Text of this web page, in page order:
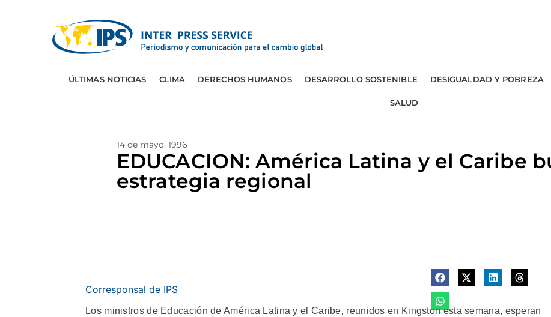
ÚLTIMAS NOTICIAS CLIMA DERECHOS HUMANOS DESARROLLO SOSTENIBLE DESIGUALDAD Y POBREZA
SALUD
14 de mayo, 1996
EDUCACION: América Latina y el Caribe
estrategia regional
Corresponsal de IPS
Los ministros de Educación de América Latina y el Caribe, reunidos en Kingston esta semana, esperan